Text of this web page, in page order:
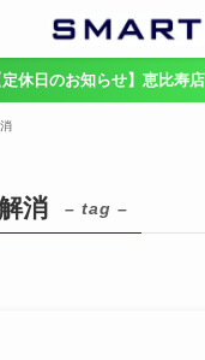
定休日のお知らせ】恵比寿
消 – tag –